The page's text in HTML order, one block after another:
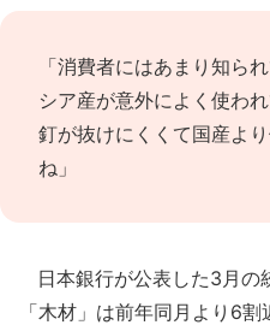
「消費者にはあまり知ら
シア産が意外によく使わ
釘が抜けにくくて国産よ
ね」
日本銀行が公表した3月の
「木材」は前年同月より6